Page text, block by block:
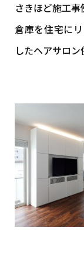
さきほど施工事
倉庫を住宅に
したヘアサロン